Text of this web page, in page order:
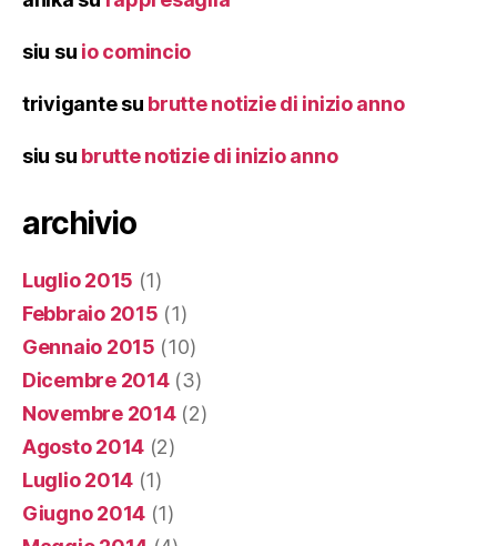
siu su io comincio
trivigantesu brutte notizie di inizio anno
siu su brutte notizie di inizio anno
archivio
Luglio 2015 (1)
Febbraio 2015 (1)
Gennaio 2015 (10)
Dicembre 2014(3)
Novembre 2014(2)
Agosto 2014 (2)
Luglio 2014 (1)
Giugno 2014 (1)